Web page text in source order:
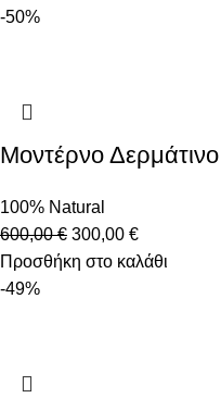
-50%
Μοντέρνο
100% Natural
600,00€ 300,00 €
Προσθήκη στο καλάθι
-49%